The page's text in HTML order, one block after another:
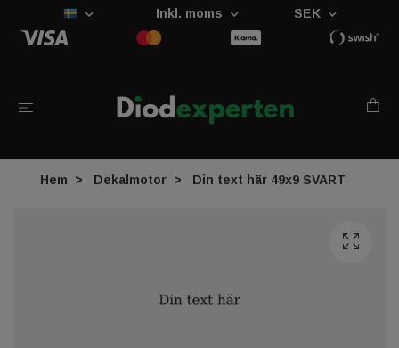
Inkl. moms SEK
Hem Dekalmotor Din text här 49x9 SVART